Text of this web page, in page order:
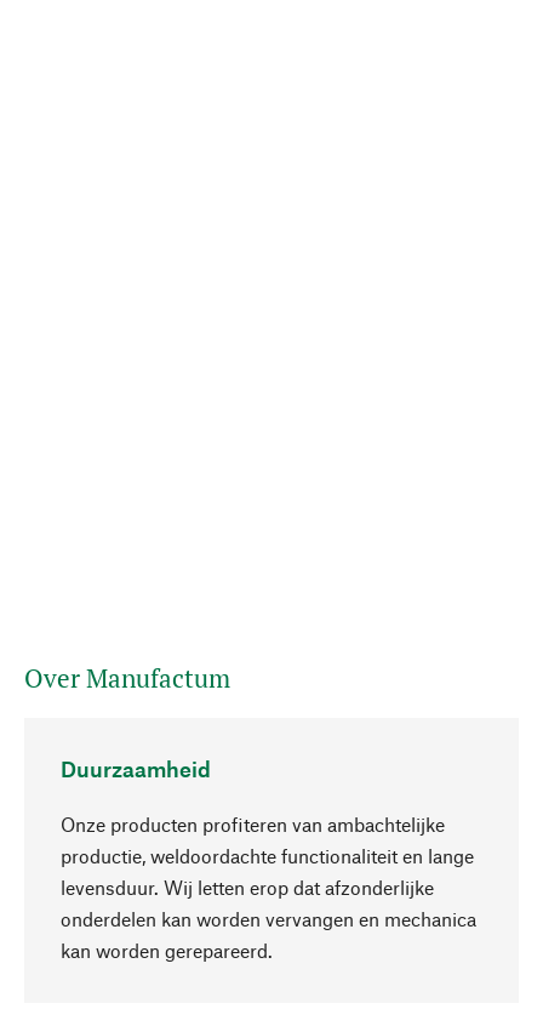
Over Manufactum
Duurzaamheid
Onze producten profiteren van ambachtelijke
productie, weldoordachte functionaliteit en lange
levensduur. Wij letten erop dat afzonderlijke
onderdelen kan worden vervangen en mechanica
kan worden gerepareerd.